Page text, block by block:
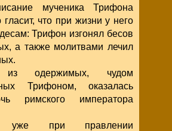
мученика Трифона
гласит, что при жизни у него
Трифон изгонял бесов
а также молитвами лечил
одержимых, чудом
Трифоном, оказалась
римского императора
уже при правлении